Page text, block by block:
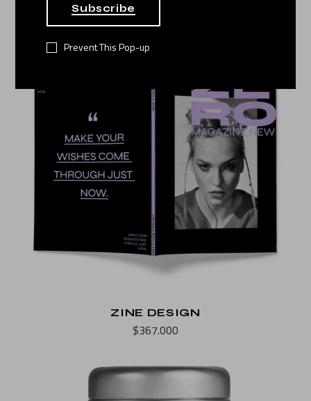
Subscribe
Prevent This Pop-up
$
ZINE DESIGN
$367.000